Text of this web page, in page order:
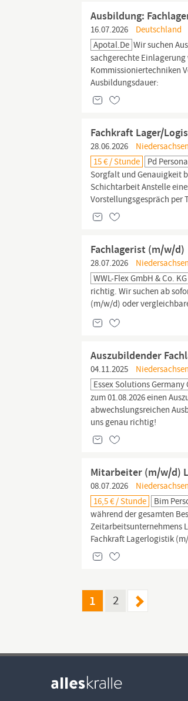
Ausbildung:
16.07.2026
Deutschland
Apotal.de Wir suchen
sachgerechte
Kommissioniertechniken
Ausbildungsdauer:
Fachkraft Lager/
28.06.2026
15 € / Stunde
Pd
Sorgfalt und Genauigkeit
Schichtarbeit Anstelle
Vorstellungsgespräch per
Fachlagerist (m/w/d)
28.07.2026
WWL-Flex GmbH & Co. KG
richtig. Wir suchen ab
(m/w/d) oder
Auszubildender
04.11.2025
Essex Solutions Germany
zum 01.08.2026 einen
abwechslungsreichen
uns genau richtig!
Mitarbeiter (m/w/d)
08.07.2026
16,5 € / Stunde
Bim
während der gesamten
Zeitarbeitsunternehmens
Fachkraft Lagerlogistik
1 2